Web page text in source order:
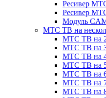
Ресивер
Ресивер
Модуль
МТС ТВ на
МТС ТВ на
МТС ТВ на
МТС ТВ на
МТС ТВ на
МТС ТВ на
МТС ТВ на
МТС ТВ на